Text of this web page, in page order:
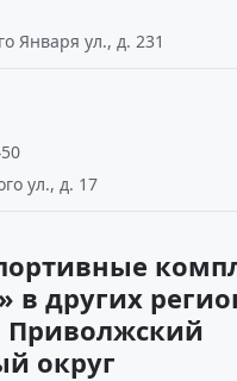
Января ул., д. 231
ул., д. 17
в других
Приволжский
округ